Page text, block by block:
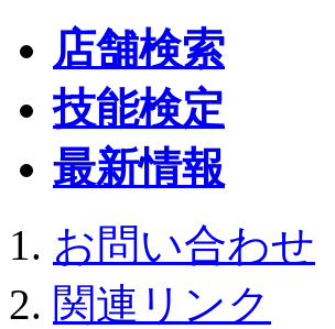
店舗検索
技能検定
最新情報
お問い合わせ
関連リンク